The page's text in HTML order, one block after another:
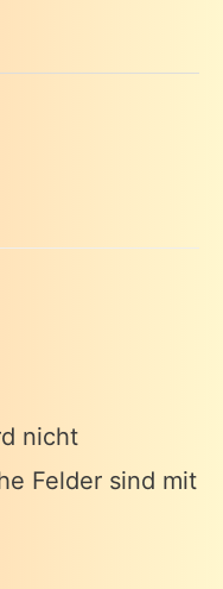
nicht
Felder sind mit